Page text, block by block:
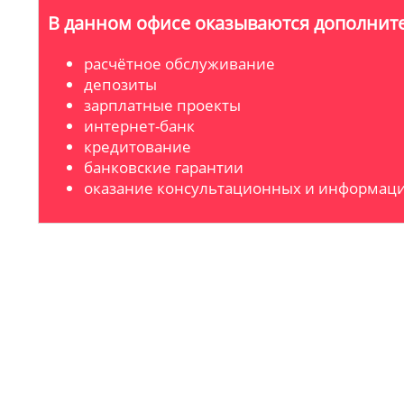
В данном офисе оказываются
расчётное обслуживание
депозиты
зарплатные проекты
интернет-банк
кредитование
банковские гарантии
оказание консультационных и